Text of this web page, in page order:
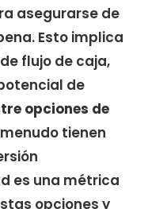
asegurarse de
Esto implica
flujo de caja,
de
opciones de
tienen
es una métrica
opciones y